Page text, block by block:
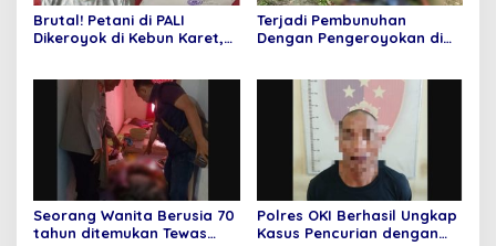
Brutal! Petani di PALI
Dikeroyok di Kebun Karet,
Terjadi Pembunuhan
Dengan Pengeroyokan di
Seorang Wanita Berusia 70
tahun ditemukan Tewas
Polres OKI Berhasil Ungkap
Kasus Pencurian dengan